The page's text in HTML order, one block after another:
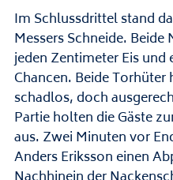
Im Schlussdrittel stand
Messers Schneide.
jeden Zentimeter Eis und
Chancen. Beide
schadlos, doch
Partie holten die Gäste
aus. Zwei Minuten vor
Anders Eriksson einen